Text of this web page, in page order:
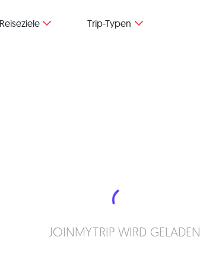
Reiseziele Trip-Typen
JOINMYTRIP WIRD GELADEN